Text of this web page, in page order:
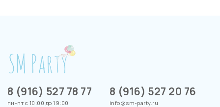
8 (916) 527 78 77
пн-пт с 10:00 до 19:00
8 (916) 527 20 76
info@sm-party.ru